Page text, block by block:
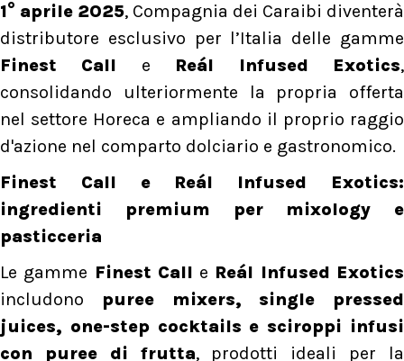
1° aprile 2025, Compagnia dei Caraibi diventerà
distributore esclusivo per l’Italia delle gamme
Finest Call e Reál Infused Exotics,
consolidando ulteriormente la propria offerta
nel settore Horeca e ampliando il proprio raggio
d'azione nel comparto dolciario e gastronomico.
Finest Call e Reál Infused Exotics:
ingredienti premium per mixology e
pasticceria
Le gamme Finest Call e Reál Infused Exotics
includono puree mixers, single pressed
juices, one-step cocktails e sciroppi infusi
con puree di frutta, prodotti ideali per la